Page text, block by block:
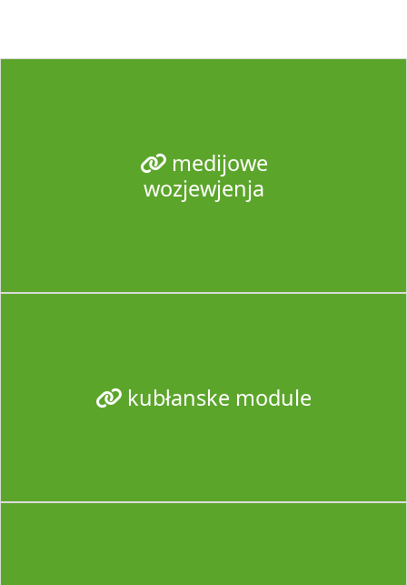
medijowe
wozjewjenja
kubłanske module